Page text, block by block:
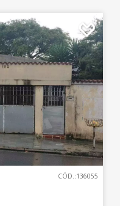
CÓD.:136055